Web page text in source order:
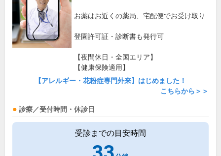
お薬はお近くの薬局、宅配便でお受け取り
登園許可証・診断書も発行可
【夜間休日・全国エリア】
【健康保険適用】
【アレルギー・花粉症専門外来】はじめました！
こちらから＞＞
診療／受付時間・休診日
受診までの目安時間